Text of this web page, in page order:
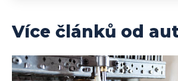
Více článků od